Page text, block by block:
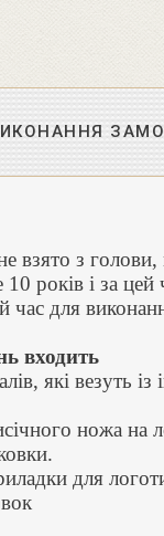
взято з
років і за
час для
входить
які везуть
ножа на
для